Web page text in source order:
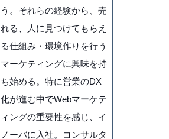
う。それらの経験から、売
れる、人に見つけてもらえ
る仕組み・環境作りを行う
マーケティングに興味を持
ち始める。特に営業のDX
化が進む中でWebマーケテ
ィングの重要性を感じ、イ
ノーバに入社。コンサルタ